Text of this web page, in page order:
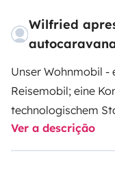
Wilfried
Unser Wohnmobil -
Reisemobil; eine
technologischem
harmobischen
Ein einzigartiges
Ver a descrição